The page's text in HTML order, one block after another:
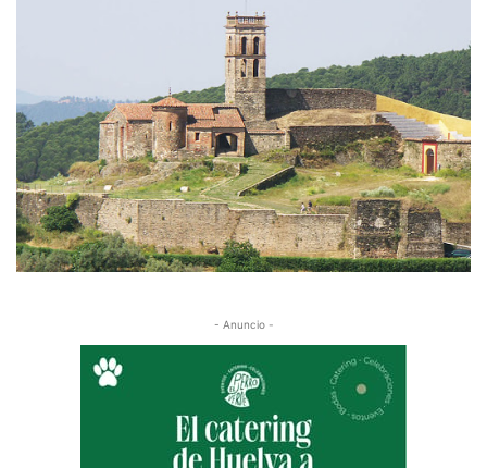
- Anuncio -